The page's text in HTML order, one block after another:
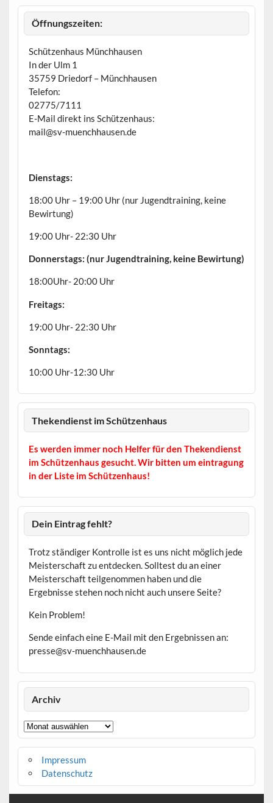
o
b
Öffnungszeiten:
Schützenhaus Münchhausen
In der Ulm 1
35759 Driedorf – Münchhausen
Telefon:
02775/7111
E-Mail direkt ins Schützenhaus:
mail@sv-muenchhausen.de
Dienstags:
18:00 Uhr – 19:00 Uhr (nur Jugendtraining, keine
Bewirtung)
19:00 Uhr- 22:30 Uhr
Donnerstags: (nur Jugendtraining, keine Bewirtung)
18:00Uhr- 20:00 Uhr
Freitags:
19:00 Uhr- 22:30 Uhr
Sonntags:
10:00 Uhr-12:30 Uhr
Thekendienst im Schützenhaus
Es werden immer noch Helfer für den Thekendienst
im Schützenhaus gesucht. Wir bitten um eintragung
in der Liste im Schützenhaus!
Dein Eintrag fehlt?
Trotz ständiger Kontrolle ist es uns nicht möglich jede
Meisterschaft zu entdecken. Solltest du an einer
Meisterschaft teilgenommen haben und die
Ergebnisse stehen noch nicht auch unsere Seite?
Kein Problem!
Sende einfach eine E-Mail mit den Ergebnissen an:
presse@sv-muenchhausen.de
Archiv
Archiv
Impressum
Datenschutz